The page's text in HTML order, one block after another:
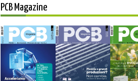
PCB Magazine